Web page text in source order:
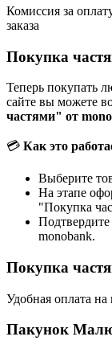
Комиссия за
заказа
Покупка
Теперь покупать
сайте вы можете
частями" от
💳 Как это
Выберите
На этапе
"Покупка
monobank.
Покупка
Удобная оплата на
Пакунок